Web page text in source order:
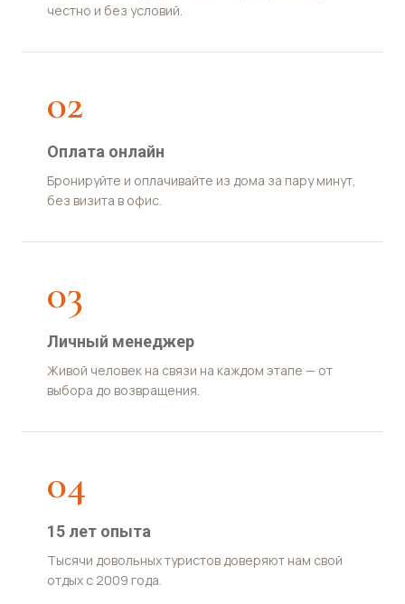
честно и без условий.
02
Оплата онлайн
Бронируйте и оплачивайте из дома за пару минут,
без визита в офис.
03
Личный менеджер
Живой человек на связи на каждом этапе — от
выбора до возвращения.
04
15 лет опыта
Тысячи довольных туристов доверяют нам свой
отдых с 2009 года.